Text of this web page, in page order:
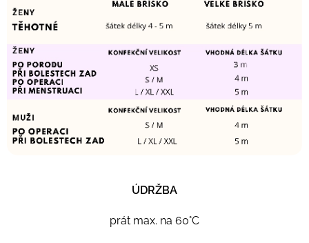
ÚDRŽBA
prát max. na 60°C